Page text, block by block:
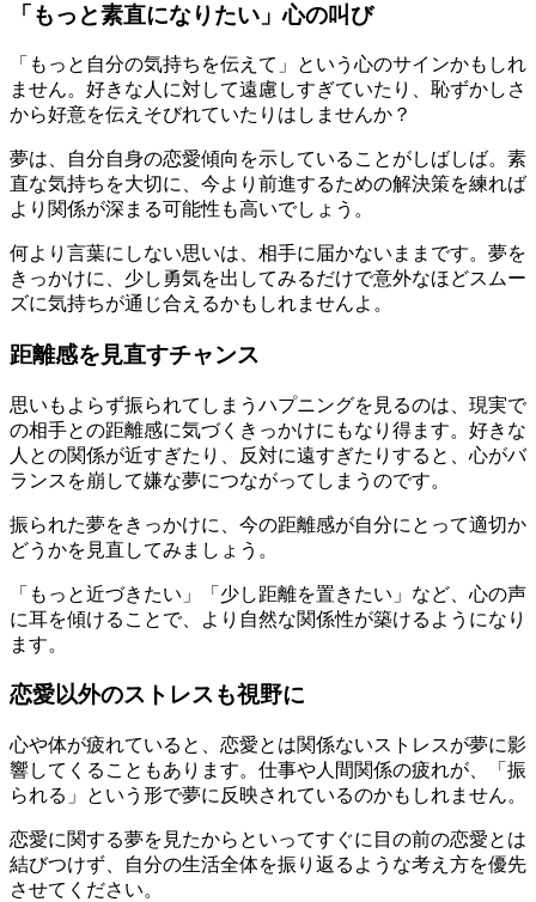
「もっと素直になりたい」心の叫び
「もっと自分の気持ちを伝えて」という心のサインかもしれ
ません。好きな人に対して遠慮しすぎていたり、恥ずかしさ
から好意を伝えそびれていたりはしませんか？
夢は、自分自身の恋愛傾向を示していることがしばしば。素
直な気持ちを大切に、今より前進するための解決策を練れば
より関係が深まる可能性も高いでしょう。
何より言葉にしない思いは、相手に届かないままです。夢を
きっかけに、少し勇気を出してみるだけで意外なほどスムー
ズに気持ちが通じ合えるかもしれませんよ。
距離感を見直すチャンス
思いもよらず振られてしまうハプニングを見るのは、現実で
の相手との距離感に気づくきっかけにもなり得ます。好きな
人との関係が近すぎたり、反対に遠すぎたりすると、心がバ
ランスを崩して嫌な夢につながってしまうのです。
振られた夢をきっかけに、今の距離感が自分にとって適切か
どうかを見直してみましょう。
「もっと近づきたい」「少し距離を置きたい」など、心の声
に耳を傾けることで、より自然な関係性が築けるようになり
ます。
恋愛以外のストレスも視野に
心や体が疲れていると、恋愛とは関係ないストレスが夢に影
響してくることもあります。仕事や人間関係の疲れが、「振
られる」という形で夢に反映されているのかもしれません。
恋愛に関する夢を見たからといってすぐに目の前の恋愛とは
結びつけず、自分の生活全体を振り返るような考え方を優先
させてください。